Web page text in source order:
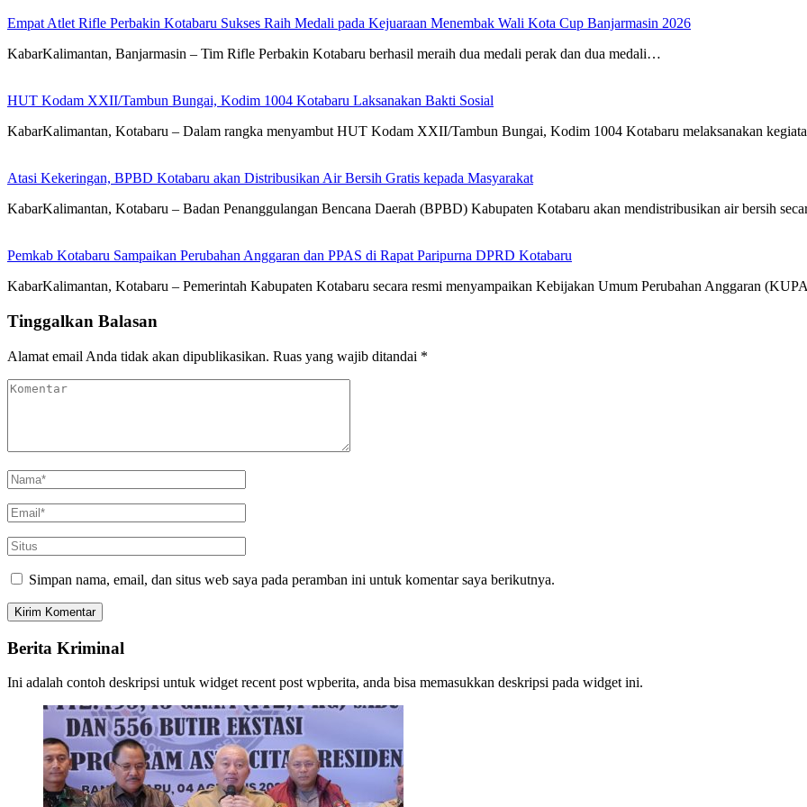
Empat Atlet Rifle Perbakin Kotabaru Sukses Raih Medali pada Kejuaraan Menembak Wali Kota Cup Banjarmasin 2026
KabarKalimantan, Banjarmasin – Tim Rifle Perbakin Kotabaru berhasil meraih dua medali perak dan dua medali…
HUT Kodam XXII/Tambun Bungai, Kodim 1004 Kotabaru Laksanakan Bakti Sosial
KabarKalimantan, Kotabaru – Dalam rangka menyambut HUT Kodam XXII/Tambun Bungai, Kodim 1004 Kotabaru melaksanakan
Atasi Kekeringan, BPBD Kotabaru akan Distribusikan Air Bersih Gratis kepada Masyarakat
KabarKalimantan, Kotabaru – Badan Penanggulangan Bencana Daerah (BPBD) Kabupaten Kotabaru akan mendistribusikan air bersih
Pemkab Kotabaru Sampaikan Perubahan Anggaran dan PPAS di Rapat Paripurna DPRD Kotabaru
KabarKalimantan, Kotabaru – Pemerintah Kabupaten Kotabaru secara resmi menyampaikan Kebijakan Umum Perubahan Anggaran
Tinggalkan Balasan
Alamat email Anda tidak akan dipublikasikan. Ruas yang wajib ditandai *
Simpan nama, email, dan situs web saya pada peramban ini untuk komentar saya berikutnya.
Berita Kriminal
Ini adalah contoh deskripsi untuk widget recent post wpberita, anda bisa memasukkan deskripsi pada widget ini.